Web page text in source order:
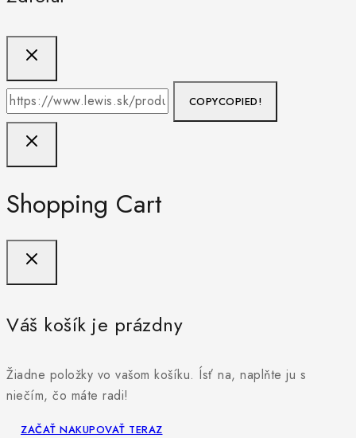
COPYCOPIED!
Shopping Cart
Váš košík je prázdny
Žiadne položky vo vašom košíku. Ísť na, naplňte ju s
niečím, čo máte radi!
ZAČAŤ NAKUPOVAŤ TERAZ